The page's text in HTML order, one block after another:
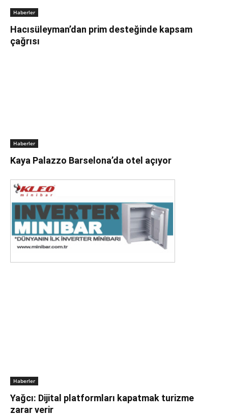
Haberler
Hacısüleyman’dan prim desteğinde kapsam
çağrısı
Haberler
Kaya Palazzo Barselona’da otel açıyor
Haberler
Yağcı: Dijital platformları kapatmak turizme
zarar verir